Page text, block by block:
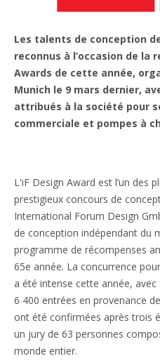
Les talents de conception
reconnus à l’occasion de la
Awards de cette année,
Munich le 9 mars dernier,
attribués à la société pour
commerciale et pompes à
L'iF Design Award est l’un des
prestigieux concours de
International Forum Design
de conception indépendant du
programme de récompenses
65e année. La concurrence
a été intense cette année,
6 400 entrées en provenance
ont été confirmées après trois
un jury de 63 personnes
monde entier.